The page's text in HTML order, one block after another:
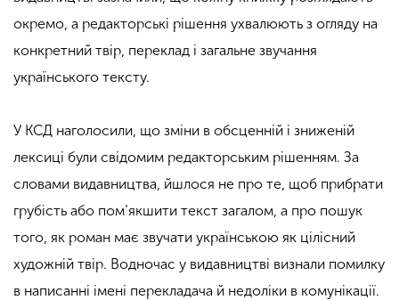
окремо, а редакторські рішення ухвалюють з огляду на
конкретний твір, переклад і загальне звучання
українського тексту.
У КСД наголосили, що зміни в обсценній і зниженій
лексиці були свідомим редакторським рішенням. За
словами видавництва, йшлося не про те, щоб прибрати
грубість або пом’якшити текст загалом, а про пошук
того, як роман має звучати українською як цілісний
художній твір. Водночас у видавництві визнали помилку
в написанні імені перекладача й недоліки в комунікації.